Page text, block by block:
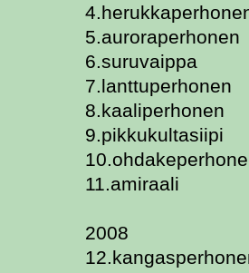
5.auroraperhonen
6.suruvaippa
7.lanttuperhonen
8.kaaliperhonen
9.pikkukultasiipi
11.amiraali
2008